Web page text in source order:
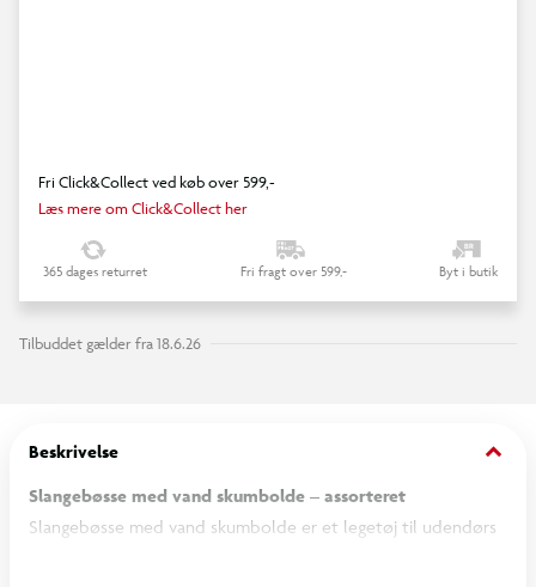
Fri Click&Collect ved køb over 599,-
Læs mere om Click&Collect her
365 dages returret Fri fragt over 599,- Byt i butik
Tilbuddet gælder fra 18.6.26
Beskrivelse keyboard_arrow_down
Slangebøsse med vand skumbolde – assorteret
Slangebøsse med vand skumbolde er et legetøj til udendørs